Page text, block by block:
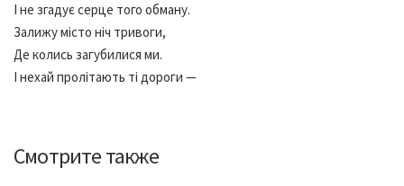
І не згадує серце того обману.
Залижу місто ніч тривоги,
Де колись загубилися ми.
І нехай пролітають ті дороги —
Смотрите также